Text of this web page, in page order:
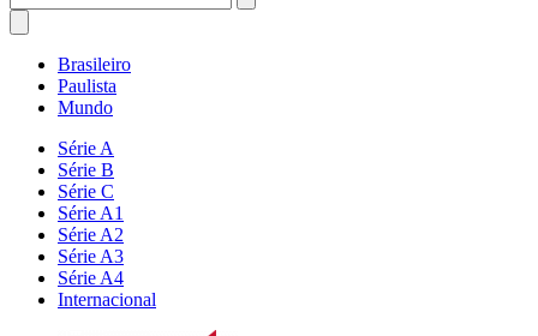
Brasileiro
Paulista
Mundo
Série A
Série B
Série C
Série A1
Série A2
Série A3
Série A4
Internacional